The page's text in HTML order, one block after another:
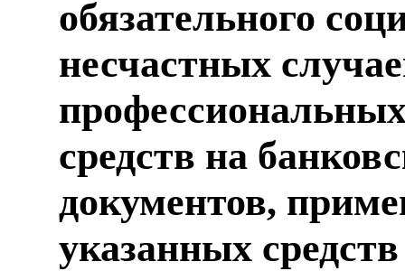
обязательного
несчастных
средств на
документов,
указанных средств